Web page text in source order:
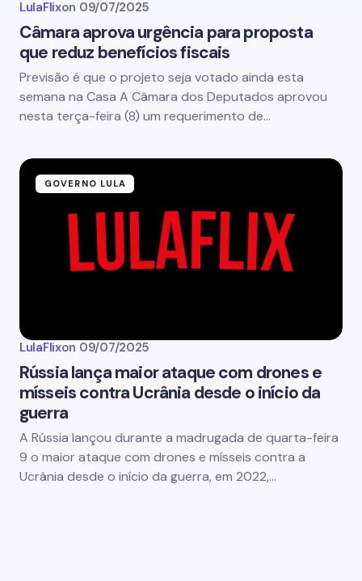
LulaFlixon 09/07/2025
Câmara aprova urgência para proposta
que reduz benefícios fiscais
Previsão é que o projeto seja votado ainda esta
semana na Casa A Câmara dos Deputados aprovou
nesta terça-feira (8) um requerimento de…
GOVERNO LULA
LulaFlixon 09/07/2025
Rússia lança maior ataque com drones e
mísseis contra Ucrânia desde o início da
guerra
A Rússia lançou durante a madrugada de quarta-feira
9 o maior ataque com drones e mísseis contra a
Ucrânia desde o início da guerra, em 2022,…